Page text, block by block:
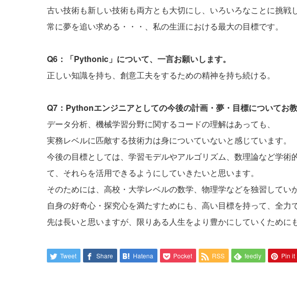
古い技術も新しい技術も両方とも大切にし、いろいろなことに挑戦
常に夢を追い求める・・・、私の生涯における最大の目標です。
Q6：「Pythonic」について、一言お願いします。
正しい知識を持ち、創意工夫をするための精神を持ち続ける。
Q7：Pythonエンジニアとしての今後の計画・夢・目標についてお教
データ分析、機械学習分野に関するコードの理解はあっても、
実務レベルに匹敵する技術力は身についていないと感じています。
今後の目標としては、学習モデルやアルゴリズム、数理論など学術
て、それらを活用できるようにしていきたいと思います。
そのためには、高校・大学レベルの数学、物理学などを独習してい
自身の好奇心・探究心を満たすためにも、高い目標を持って、全力
先は長いと思いますが、限りある人生をより豊かにしていくために
Tweet Share Hatena Pocket RSS feedly Pin it